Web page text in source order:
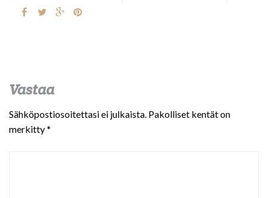
Vastaa
Sähköpostiosoitettasi ei julkaista. Pakolliset kentät on
merkitty*